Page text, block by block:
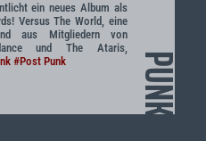
PUNK
ein neues Album als
Versus The World, eine
aus Mitgliedern von
und The Ataris,
#Post Punk